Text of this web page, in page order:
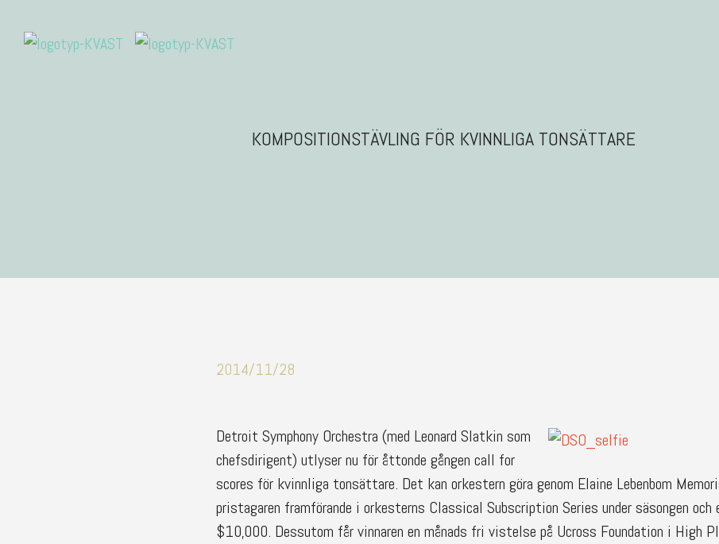
KOMPOSITIONSTÄVLING FÖR KVINNLIGA TONSÄTTARE
2014/11/28
Detroit Symphony Orchestra (med Leonard Slatkin som
chefsdirigent) utlyser nu för åttonde gången call for
scores för kvinnliga tonsättare. Det kan orkestern göra genom Elaine Lebenbom
pristagaren framförande i orkesterns Classical Subscription Series under säsongen och
$10,000. Dessutom får vinnaren en månads fri vistelse på Ucross Foundation i High